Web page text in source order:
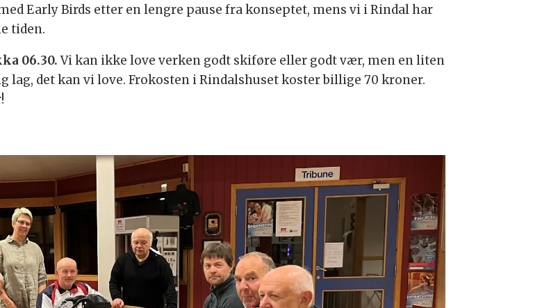
Early Birds etter en lengre pause fra konseptet, mens vi i Rindal har
tiden.
06.30.Vi kan ikke love verken godt skiføre eller godt vær, men en liten
det kan vi love. Frokosten i Rindalshuset koster billige 70 kroner.